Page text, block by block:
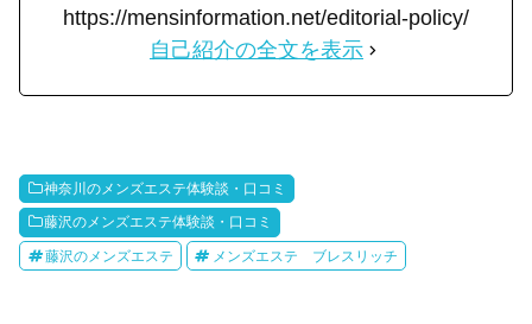
https://mensinformation.net/editorial-policy/
自己紹介の全文を表示
神奈川のメンズエステ体験談・口コミ
藤沢のメンズエステ体験談・口コミ
藤沢のメンズエステ メンズエステ ブレスリッチ